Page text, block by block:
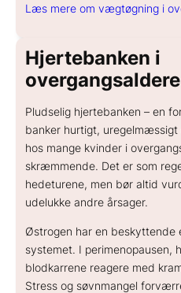
Læs mere om vægtøgning i
Hjertebanken i
Pludselig hjertebanken – en
banker hurtigt,
hos mange kvinder i
skræmmende. Det er som
hedeturene, men bør altid
udelukke andre årsager.
Østrogen har en beskyttende
systemet. I perimenopausen,
blodkarrene reagere med
Stress og søvnmangel